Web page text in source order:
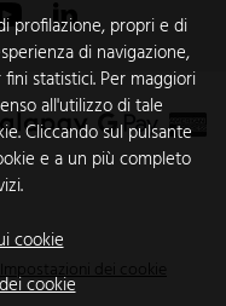
profilazione, propri e di
di navigazione,
statistici. Per maggiori
all'utilizzo di tale
Cliccando sul pulsante
e a un più completo
cookie
cookie
YouTube
Impostazioni dei cookie